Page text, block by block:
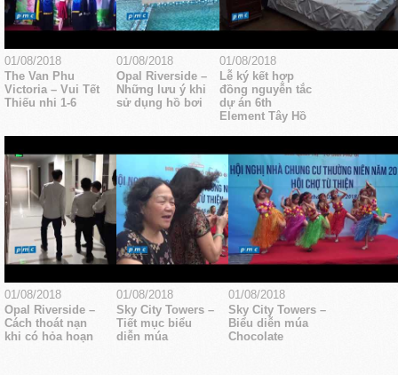
01/08/2018
The Van Phu
Victoria – Vui Tết
Thiếu nhi 1-6
01/08/2018
Opal Riverside –
Những lưu ý khi
sử dụng hồ bơi
01/08/2018
Lễ ký kết hợp
đồng nguyễn tắc
dự án 6th
Element Tây Hồ
01/08/2018
Opal Riverside –
Cách thoát nạn
khi có hỏa hoạn
01/08/2018
Sky City Towers –
Tiết mục biểu
diễn múa
01/08/2018
Sky City Towers –
Biểu diễn múa
Chocolate